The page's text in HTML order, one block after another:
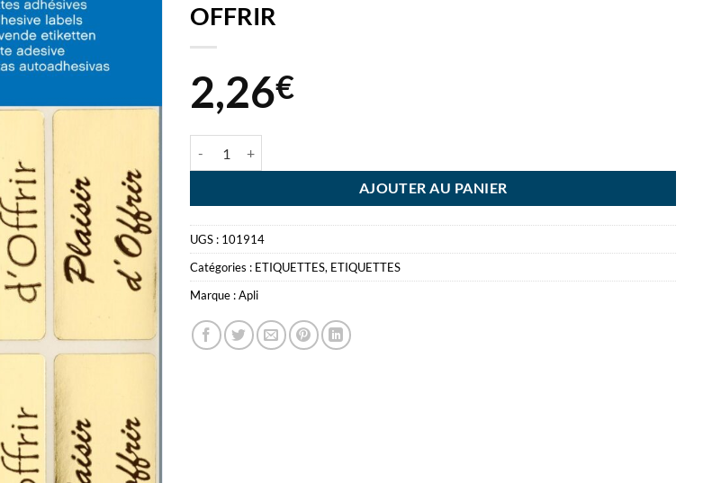
OFFRIR
2,26€
AJOUTER AU PANIER
UGS : 101914
Catégories : ETIQUETTES, ETIQUETTES
Marque :Apli